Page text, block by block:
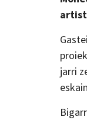
jarri